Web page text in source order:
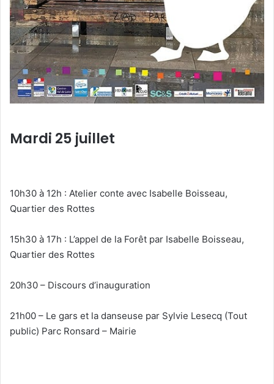
Mardi 25 juillet
10h30 à 12h : Atelier conte avec Isabelle Boisseau,
Quartier des Rottes
15h30 à 17h : L’appel de la Forêt par Isabelle Boisseau,
Quartier des Rottes
20h30 – Discours d’inauguration
21h00 – Le gars et la danseuse par Sylvie Lesecq (Tout
public) Parc Ronsard – Mairie